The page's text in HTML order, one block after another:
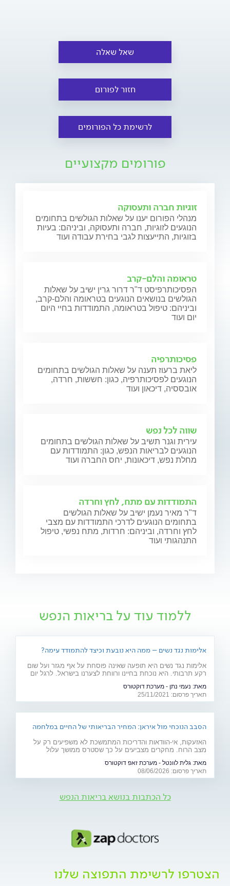
שאל שאלה
חזור לפורום
לרשימת כל הפורומים
פורומים מקצועיים
זוגיות חברה ותעסוקה
מנהלי הפורום יענו על שאלות הגולשים בתחומים
הנוגעים לזוגיות, חברה ותעסוקה, וביניהם: בעיות
בזוגיות, התייעצות לגבי בחירת עבודה ועוד
טראומה והלם-קרב
הפסיכותרפיסט ד"ר דרור גרין ישיב על שאלות
הגולשים בנושאים הנוגעים בטראומה והלם-קרב,
וביניהם: טיפול בטראומה, התמודדות בחיי היום
יום ועוד
פסיכותרפיה
ליאת ברעוז תענה על שאלות הגולשים בתחומים
הנוגעים לפסיכותרפיה, כגון: חששות, חרדה,
אובססיה, דיכאון ועוד
שווה לכל נפש
עירית וגנר תשיב על שאלות הגולשים בתחומים
הנוגעים לבריאות הנפש, כגון: התמודדות עם
מחלת נפש, דיכאונות, יחס החברה ועוד
התמודדות עם מתח, לחץ וחרדה
ד"ר מאיר נעמן ישיב על שאלות הגולשים
בתחומים הנוגעים לדרכי התמודדות עם מצבי
לחץ וחרדה, וביניהם: חרדות, מתח נפשי, טיפול
התנהגותי ועוד
ללמוד עוד על בריאות הנפש
אלימות נגד נשים – ממה היא נובעת וכיצד להתמודד עימה?
אלימות נגד נשים היא תופעה שאינה פוסחת על אף מגזר ועל שום
רקע תרבותי. היא נוכחת בחיינו ורווחת לצערנו בישראל. לרגל יום
מרצה באוניברסיטת בר אילן ומחבר הספר "גברים מדברים
אלימות", מסביר את הגורמים לה
מאת: נעמי נתן - מערכת דוקטורס
תאריך פרסום: 25/11/2021
הסבב הנוכחי מול איראן: המחיר הבריאותי של החיים במלחמה
האזעקות, אי-הוודאות והדריכות המתמשכת לא משפיעים רק על
מצב הרוח. מחקרים מצביעים על כך שסטרס ממושך עלול
מהלב ועד העור, אילו תופעות בריאותיות עלולות להתגבר בתקופות
של מתיחות ביטחונית ומה ניתן לעשות כדי לשמור על הבריאות
שלנו?
מאת: גלית לוונטל - מערכת זאפ דוקטורס
תאריך פרסום: 08/06/2026
כל הכתבות בנושא בריאות הנפש
הצטרפו לרשימת התפוצה שלנו